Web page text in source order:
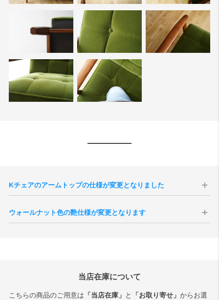
Kチェアのアームトップの仕様が変更となりました
ップ部のみ「ラバートリー材」から「ブナ材」へと仕様が変更となり
ました。ブナ材はラバートリー材に比べ導管が緻密かつ、滑らかで
ラバートリー材でのお届けとなります。
ウォールナット色の艶仕様が変更となります
旧のご指定は承ることができませんので、あらかじめご了承いただけ
サンプル画像1 、サンプル画像2 、サンプル画像3
当店在庫について
こちらの商品のご用意は 「当店在庫」 と 「お取り寄せ」 からお選